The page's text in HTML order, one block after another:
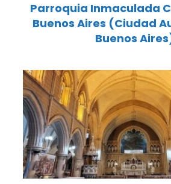
Parroquia Inmaculada
Buenos Aires (Ciudad
Buenos